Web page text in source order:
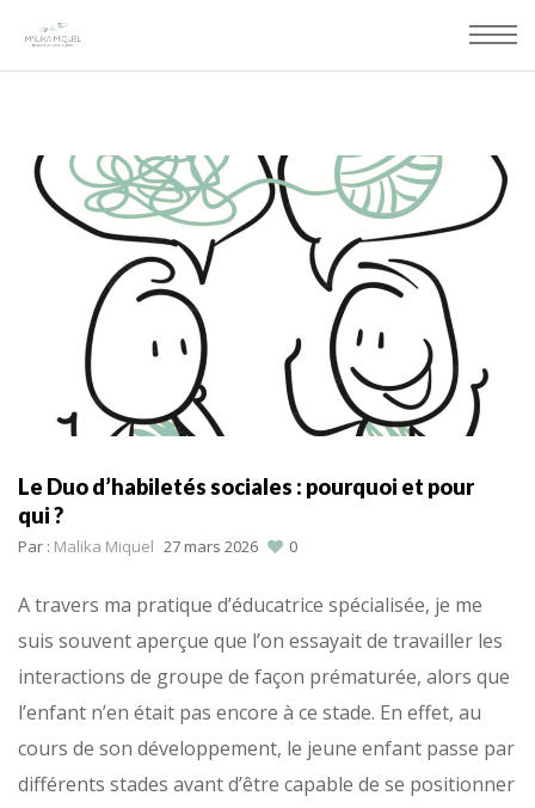
Le Duo d’habiletés sociales : pourquoi et pour
qui ?
Par : Malika Miquel 27 mars 2026 0
A travers ma pratique d’éducatrice spécialisée, je me
suis souvent aperçue que l’on essayait de travailler les
interactions de groupe de façon prématurée, alors que
l’enfant n’en était pas encore à ce stade. En effet, au
cours de son développement, le jeune enfant passe par
différents stades avant d’être capable de se positionner